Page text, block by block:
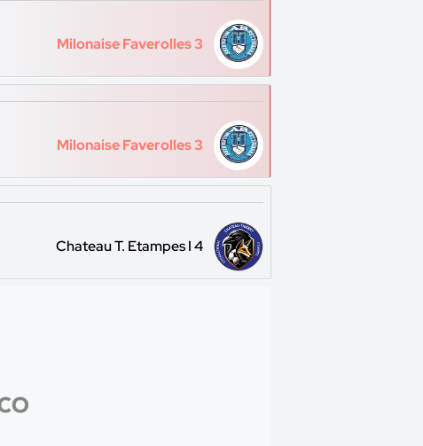
Milonaise Faverolles 3
Milonaise Faverolles 3
Chateau T. Etampes I 4